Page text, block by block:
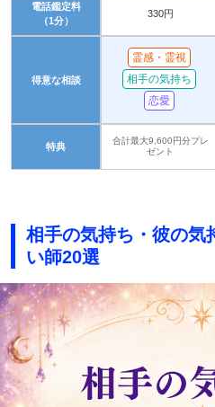
電話鑑定料
（1分）
330円
得意な相談
霊感・霊視
相手の気持ち
恋愛
特典
合計最大9,600円分プレ
ゼント
相手の気持ち・彼の気
い師20選